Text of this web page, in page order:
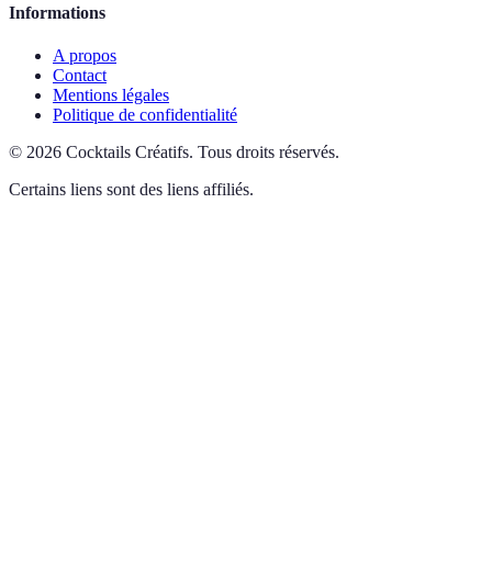
Informations
A propos
Contact
Mentions légales
Politique de confidentialité
© 2026 Cocktails Créatifs. Tous droits réservés.
Certains liens sont des liens affiliés.